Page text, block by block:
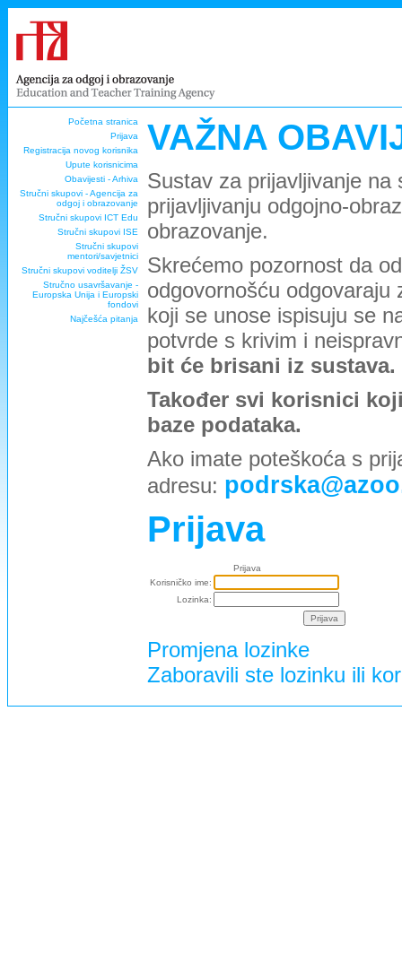
Početna stranica
Prijava
Registracija novog korisnika
Upute korisnicima
Obavijesti - Arhiva
Stručni skupovi - Agencija za
odgoj i obrazovanje
Stručni skupovi ICT Edu
Stručni skupovi ISE
Stručni skupovi
mentori/savjetnici
Stručni skupovi voditelji ŽSV
Stručno usavršavanje -
Europska Unija i Europski
fondovi
Najčešća pitanja
VAŽNA
Sustav za prijavljivanje
prijavljivanju odgojno-
obrazovanje.
Skrećemo pozornost da
odgovornošću
koji se unose ispisuju se
potvrde s krivim i
bit će brisani iz sustava.
Također svi korisnici
baze podataka.
Ako imate poteškoća s
adresu:
Prijava
Prijava
Korisničko ime:
Lozinka:
Promjena lozinke
Zaboravili ste lozinku ili